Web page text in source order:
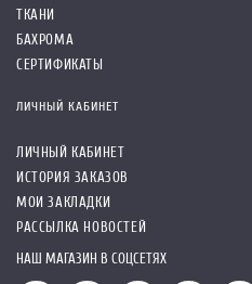
ТКАНИ
БАХРОМА
СЕРТИФИКАТЫ
ЛИЧНЫЙ КАБИНЕТ
ЛИЧНЫЙ КАБИНЕТ
ИСТОРИЯ ЗАКАЗОВ
МОИ ЗАКЛАДКИ
РАССЫЛКА НОВОСТЕЙ
НАШ МАГАЗИН В СОЦСЕТЯХ